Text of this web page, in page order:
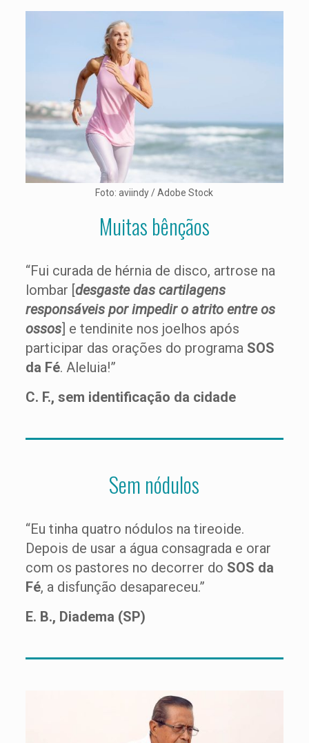
Foto: aviindy / Adobe Stock
Muitas bênçãos
“Fui curada de hérnia de disco, artrose na
lombar [desgaste das cartilagens
responsáveis por impedir o atrito entre os
ossos] e tendinite nos joelhos após
participar das orações do programa SOS
da Fé. Aleluia!”
C. F., sem identificação da cidade
Sem nódulos
“Eu tinha quatro nódulos na tireoide.
Depois de usar a água consagrada e orar
com os pastores no decorrer do SOS da
Fé, a disfunção desapareceu.”
E. B., Diadema (SP)